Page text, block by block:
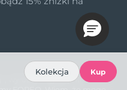
wyrażam zgodę na
Kolekcja Kup